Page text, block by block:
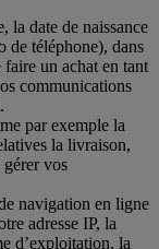
la date de naissance
de téléphone), dans
un achat en tant
communications
par exemple la
la livraison,
vos
navigation en ligne
adresse IP, la
d’exploitation, la